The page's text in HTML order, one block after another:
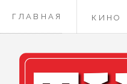
ГЛАВНАЯ КИНО